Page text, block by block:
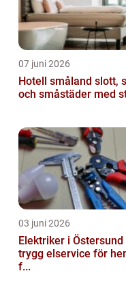
07 juni 2026
Hotell småland slott, sjöar
och småstäder med
03 juni 2026
Elektriker i Östersund
trygg elservice för
f...